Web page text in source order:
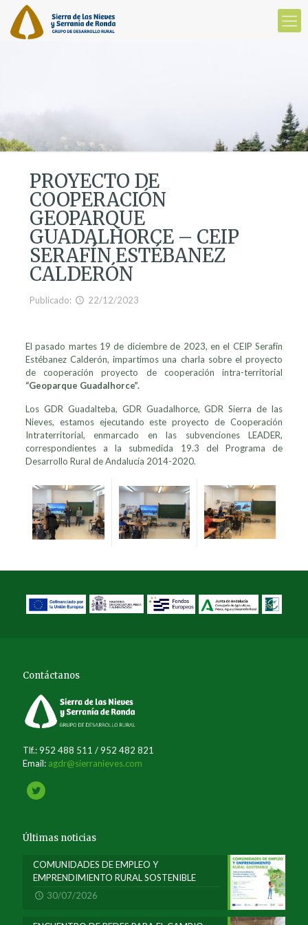
PROYECTO DE
COOPERACIÓN
GEOPARQUE
GUADALHORCE – CEIP
SERAFÍN ESTÉBANEZ
CALDERÓN
Publicado: 22/12/2023
El pasado martes 19 de diciembre de 2023, en el CEIP Serafín
Estébanez Calderón, impartimos una charla sobre el proyecto
de cooperación proyecto de cooperación intra-territorial
“Geoparque Guadalhorce”.
Los GDR Guadalteba, GDR Guadalhorce, GDR Sierra de las
Nieves, estamos ejecutando este proyecto de Cooperación
Intraterritorial, enmarcado en las subvenciones LEADER,
correspondientes a la submedida 19.3 del Programa de
Desarrollo Rural de Andalucía 2014-2020.
Contáctanos
Tlf.: 952 488 511 / 952 482 821
Email: agdr@sierranieves.com
Últimas noticias
COMUNIDADES DE EMPLEO Y
EMPRENDIMIENTO RURAL SOSTENIBLE
30/07/2026